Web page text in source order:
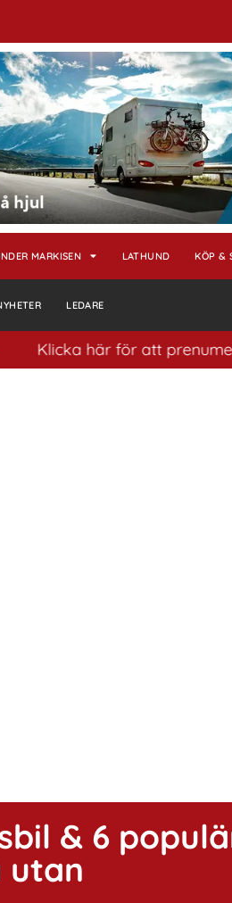
MARKISEN LATHUND KÖP &
LEDARE
här för att prenumerera
& 6
utan